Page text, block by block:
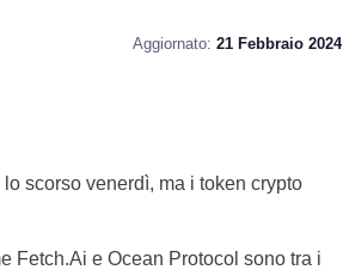
Aggiornato: 21 Febbraio 2024
scorso venerdì, ma i token crypto
Fetch.Ai e Ocean Protocol sono tra i